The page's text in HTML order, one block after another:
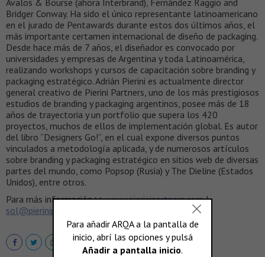
Bridger Conway. Ha sido el único representante latinoamericano
en el jurado de Pentawards durante estos dos últimos años, el
más importante certamen internacional de diseño de packaging.
Desde hace más de 7 años, el diseñador es convocado por
universidades y empresas de Argentina y toda Latinoamérica,
realizando workshops y cursos de capacitación sobre branding y
packaging estratégico. Adrián Pierini es actualmente director
general creativo de Pierini Partners, uno de los más prestigiosos
estudios de branding y packaging argentinos, posee más de 18
años de trayectoria y un portfolio que supera los 420
proyectos, muchos de ellos de implementación global. Es autor
del libro “Designers Go!”, en el cual expone diversos puntos
vinculados a metodología aplicada, y de numerosos artículos
sobre branding y packaging estratégico en sitios web de diversas
partes del mundo, como Popsop (Rusia) y The Dieline (Estados
Unidos), entre otros.
Para más información >>www.pierinipartners.com|
sol@pierinipartners.com